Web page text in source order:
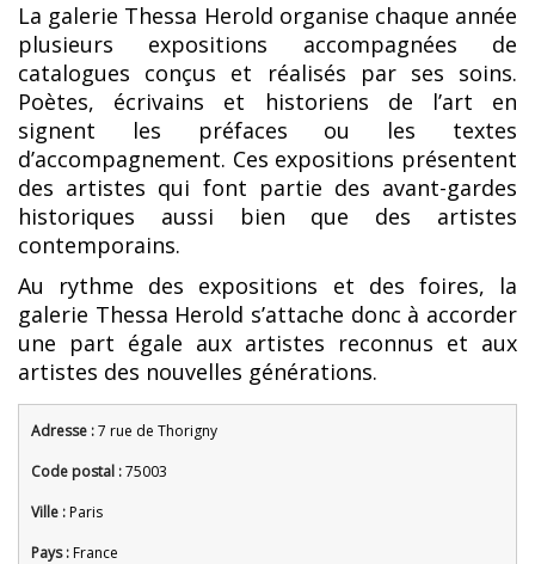
La galerie Thessa Herold organise chaque année
plusieurs expositions accompagnées de
catalogues conçus et réalisés par ses soins.
Poètes, écrivains et historiens de l’art en
signent les préfaces ou les textes
d’accompagnement. Ces expositions présentent
des artistes qui font partie des avant-gardes
historiques aussi bien que des artistes
contemporains.
Au rythme des expositions et des foires, la
galerie Thessa Herold s’attache donc à accorder
une part égale aux artistes reconnus et aux
artistes des nouvelles générations.
Adresse :7 rue de Thorigny
Code postal :75003
Ville :Paris
Pays :France